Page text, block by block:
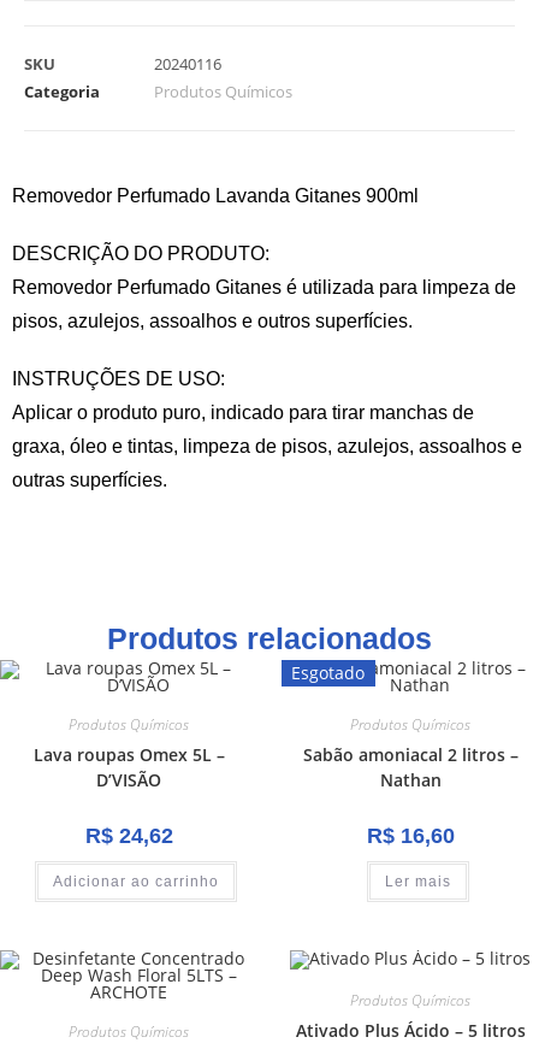
SKU
20240116
Categoria
Produtos Químicos
Removedor Perfumado Lavanda Gitanes 900ml
DESCRIÇÃO DO PRODUTO:
Removedor Perfumado Gitanes é utilizada para limpeza de
pisos, azulejos, assoalhos e outros superfícies.
INSTRUÇÕES DE USO:
Aplicar o produto puro, indicado para tirar manchas de
graxa, óleo e tintas, limpeza de pisos, azulejos, assoalhos e
outras superfícies.
Produtos relacionados
Produtos Químicos
Lava roupas Omex 5L –
D’VISÃO
R$24,62
Adicionar ao carrinho
Esgotado
Produtos Químicos
Sabão amoniacal 2 litros –
Nathan
R$16,60
Ler mais
Produtos Químicos
Produtos Químicos
Ativado Plus Ácido – 5 litros